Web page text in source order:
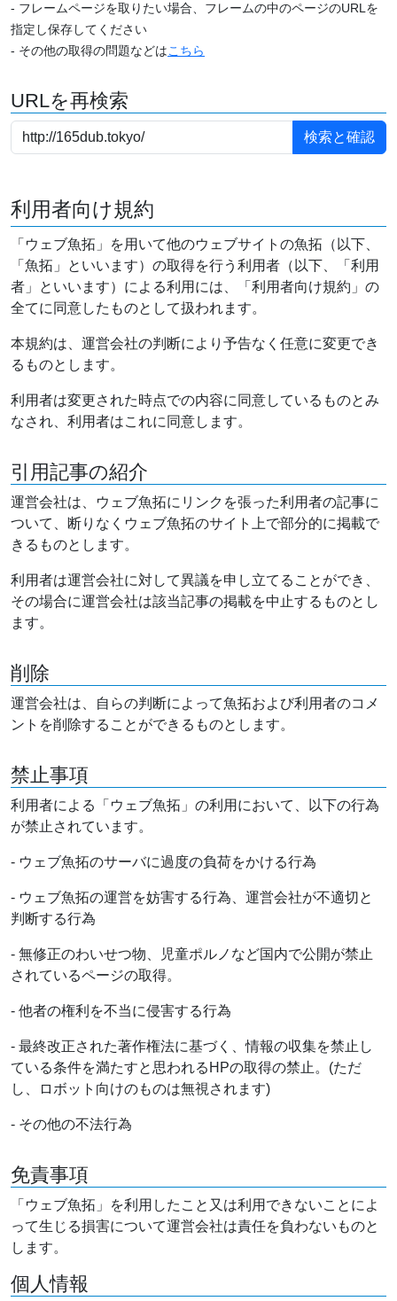
- フレームページを取りたい場合、フレームの中のページのURLを
指定し保存してください
- その他の取得の問題などはこちら
URLを再検索
利用者向け規約
「ウェブ魚拓」を用いて他のウェブサイトの魚拓（以下、
「魚拓」といいます）の取得を行う利用者（以下、「利用
者」といいます）による利用には、「利用者向け規約」の
全てに同意したものとして扱われます。
本規約は、運営会社の判断により予告なく任意に変更でき
るものとします。
利用者は変更された時点での内容に同意しているものとみ
なされ、利用者はこれに同意します。
引用記事の紹介
運営会社は、ウェブ魚拓にリンクを張った利用者の記事に
ついて、断りなくウェブ魚拓のサイト上で部分的に掲載で
きるものとします。
利用者は運営会社に対して異議を申し立てることができ、
その場合に運営会社は該当記事の掲載を中止するものとし
ます。
削除
運営会社は、自らの判断によって魚拓および利用者のコメ
ントを削除することができるものとします。
禁止事項
利用者による「ウェブ魚拓」の利用において、以下の行為
が禁止されています。
- ウェブ魚拓のサーバに過度の負荷をかける行為
- ウェブ魚拓の運営を妨害する行為、運営会社が不適切と
判断する行為
- 無修正のわいせつ物、児童ポルノなど国内で公開が禁止
されているページの取得。
- 他者の権利を不当に侵害する行為
- 最終改正された著作権法に基づく、情報の収集を禁止し
ている条件を満たすと思われるHPの取得の禁止。(ただ
し、ロボット向けのものは無視されます)
- その他の不法行為
免責事項
「ウェブ魚拓」を利用したこと又は利用できないことによ
って生じる損害について運営会社は責任を負わないものと
します。
個人情報